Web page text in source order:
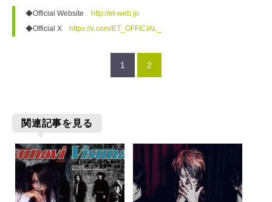
◆Official Website http://et-web.jp
◆Official X https://x.com/ET_OFFICIAL_
1 2
関連記事を見る